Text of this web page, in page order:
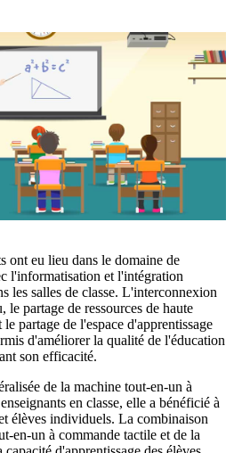
ont eu lieu dans le domaine de
l'informatisation et l'intégration
les salles de classe. L'interconnexion
le partage de ressources de haute
partage de l'espace d'apprentissage
d'améliorer la qualité de l'éducation
son efficacité.
de la machine tout-en-un à
en classe, elle a bénéficié à
élèves individuels. La combinaison
en-un à commande tactile et de la